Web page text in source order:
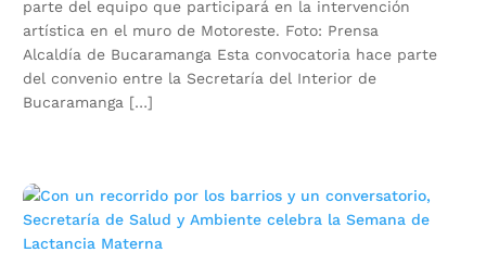
parte del equipo que participará en la intervención
artística en el muro de Motoreste. Foto: Prensa
Alcaldía de Bucaramanga Esta convocatoria hace parte
del convenio entre la Secretaría del Interior de
Bucaramanga […]